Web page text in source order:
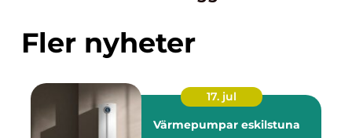
Fler nyheter
17. jul
Värmepumpar eskilstuna